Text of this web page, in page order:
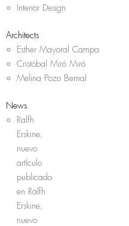
Interior Design
Architects
Esther Mayoral Campa
Cristóbal Miró Miró
Melina Pozo Bernal
News
Ralfh
Erskine,
nuevo
artículo
publicado
en Ralfh
Erskine,
nuevo